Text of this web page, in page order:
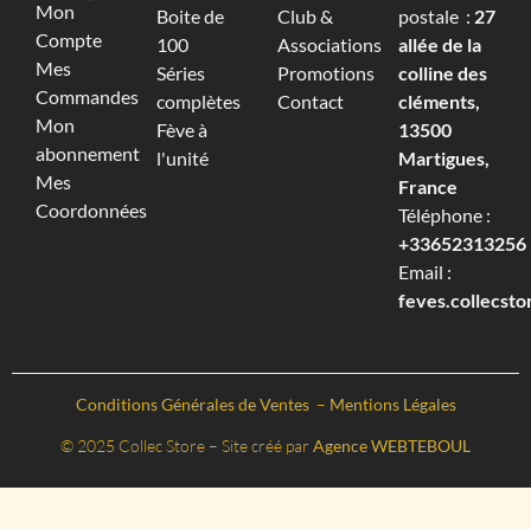
Mon
Compte
Mes
Commandes
Mon
abonnement
Mes
Coordonnées
Boite de
100
Séries
complètes
Fève à
l'unité
Club &
Associations
Promotions
Contact
postale : 27
allée de la
colline des
cléments,
13500
Martigues,
France
Téléphone :
+33652313256‬
Email :
Conditions Générales de Ventes – Mentions Légales
© 2025 Collec Store – Site créé par Agence WEBTEBOUL